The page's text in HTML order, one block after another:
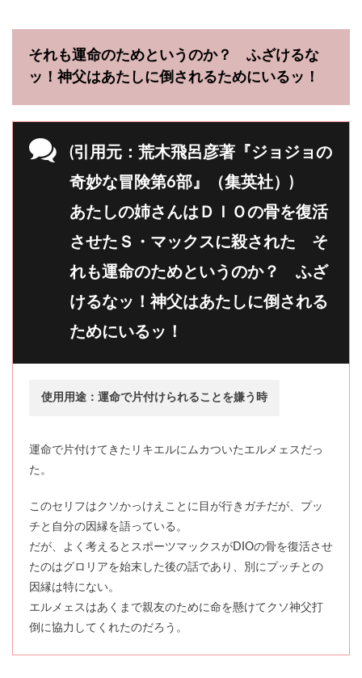
それも運命のためというのか？ ふざけるな
ッ！神父はあたしに倒されるためにいるッ！
(引用元：荒木飛呂彦著『ジョジョの
奇妙な冒険第6部』（集英社）)
あたしの姉さんはＤＩＯの骨を復活
させたＳ・マックスに殺された そ
れも運命のためというのか？ ふざ
けるなッ！神父はあたしに倒される
ためにいるッ！
使用用途：運命で片付けられることを嫌う時
運命で片付けてきたリキエルにムカついたエルメェスだっ
た。
このセリフはクソかっけえことに目が行きガチだが、プッ
チと自分の因縁を語っている。
だが、よく考えるとスポーツマックスがDIOの骨を復活させ
たのはグロリアを始末した後の話であり、別にプッチとの
因縁は特にない。
エルメェスはあくまで親友のために命を懸けてクソ神父打
倒に協力してくれたのだろう。